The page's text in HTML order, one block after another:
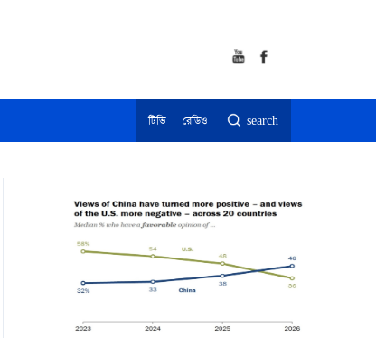
টিভি রেডিও search